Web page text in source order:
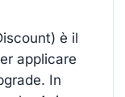
è il
applicare
In